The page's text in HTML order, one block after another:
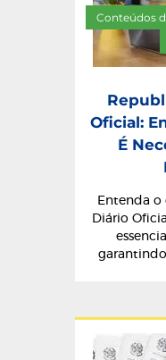
Conteúdos
Oficial:
É
Entenda o
Diário
garantindo